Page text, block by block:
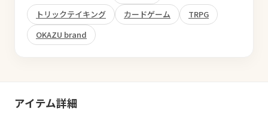
トリックテイキング
カードゲーム
TRPG
OKAZU brand
アイテム詳細